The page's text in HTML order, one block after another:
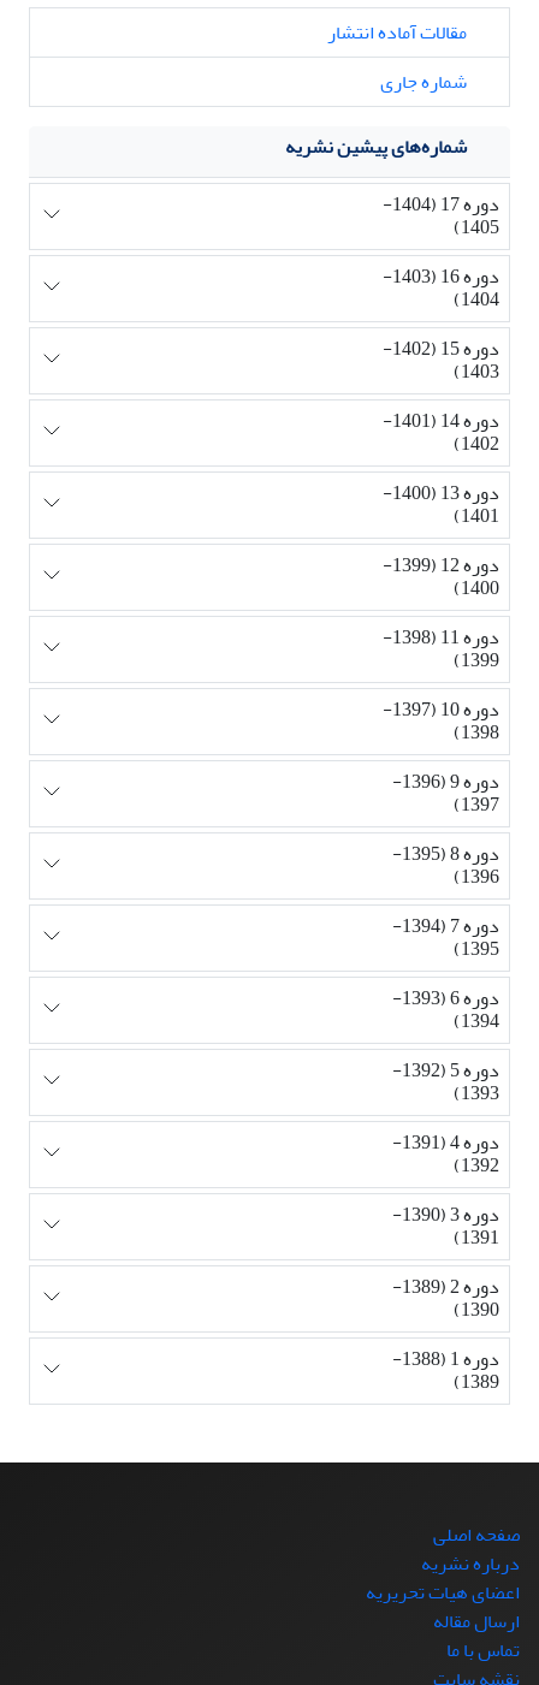
مقالات آماده انتشار
شماره جاری
شماره‌های پیشین نشریه
دوره 17 (1404-
1405)
دوره 16 (1403-
1404)
دوره 15 (1402-
1403)
دوره 14 (1401-
1402)
دوره 13 (1400-
1401)
دوره 12 (1399-
1400)
دوره 11 (1398-
1399)
دوره 10 (1397-
1398)
دوره 9 (1396-
1397)
دوره 8 (1395-
1396)
دوره 7 (1394-
1395)
دوره 6 (1393-
1394)
دوره 5 (1392-
1393)
دوره 4 (1391-
1392)
دوره 3 (1390-
1391)
دوره 2 (1389-
1390)
دوره 1 (1388-
1389)
صفحه اصلی
درباره نشریه
اعضای هیات تحریریه
ارسال مقاله
تماس با ما